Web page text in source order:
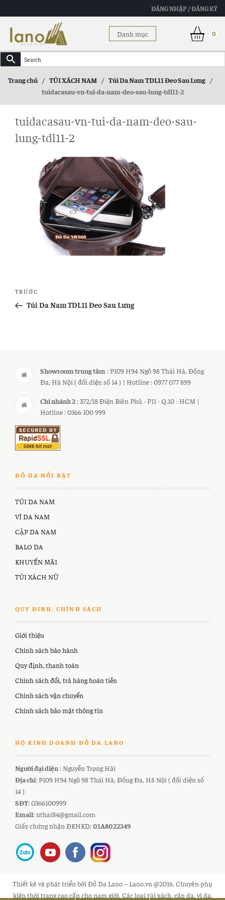
ĐĂNG NHẬP / ĐĂNG KÝ
Danh mục 0
Trang chủ / TÚI XÁCH NAM / Túi Da Nam TDL11 Đeo Sau Lưng /
tuidacasau-vn-tui-da-nam-deo-sau-lung-tdl11-2
tuidacasau-vn-tui-da-nam-deo-sau-
lung-tdl11-2
Điều
hướng
Bài
cũ
TRƯỚC
Túi Da Nam TDL11 Đeo Sau Lưng
Showroom trung tâm : P109 H94 Ngõ 98 Thái Hà, Đống
Đa, Hà Nội ( đối diện số 14 ) | Hotline : 0977 077 899
Chi nhánh 2 : 372/18 Điện Biên Phủ - P11 - Q.10 - HCM |
Hotline : 0366 100 999
ĐỒ DA NỔI BẬT
TÚI DA NAM
VÍ DA NAM
CẶP DA NAM
BALO DA
KHUYẾN MÃI
TÚI XÁCH NỮ
QUY ĐINH, CHÍNH SÁCH
Giới thiệu
Chính sách bảo hành
Quy định, thanh toán
Chính sách đổi, trả hàng hoàn tiền
Chính sách vận chuyển
Chính sách bảo mật thông tin
HỘ KINH DOANH ĐỒ DA LANO
Người đại diện : Nguyễn Trọng Hải
Địa chỉ: P109 H94 Ngõ 98 Thái Hà, Đống Đa, Hà Nội ( đối diện số
14 )
SĐT: 0366100999
Email: nthai84@gmail.com
Giấy chứng nhận ĐKHKD:01A8022349
Thiết kê và phát triển bởi Đồ Da Lano – Lano.vn @2016. Chuyên phụ
kiện thời trang cao cấp cho nam giới. Các loại túi xách, cặp da, ví da,